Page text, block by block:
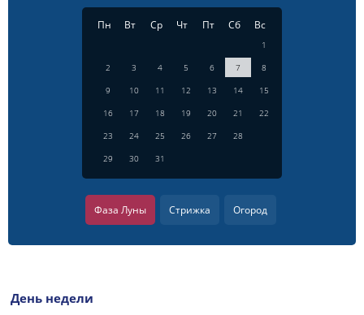
Пн Вт Ср Чт Пт Сб Вс
1
2
3 4 5 6 7
8
9
10 11 12 13 14
15
16
17 18 19 20 21
22
23
24 25 26 27
28
29
30 31
Фаза Луны Стрижка Огород
День недели